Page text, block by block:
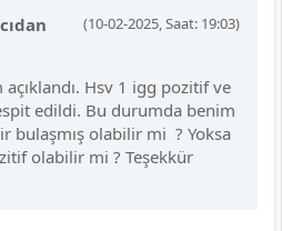
(10-02-2025, Saat: 19:03)
Hsv 1 igg pozitif ve
edildi. Bu durumda benim
bulaşmış olabilir mi ? Yoksa
olabilir mi ? Teşekkür